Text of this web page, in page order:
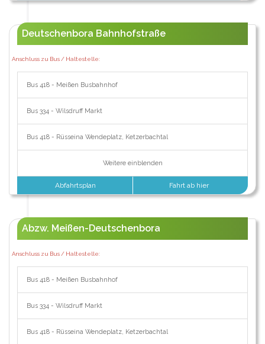
Deutschenbora Bahnhofstraße
Anschluss zu Bus / Haltestelle:
Bus 418 - Meißen Busbahnhof
Bus 334 - Wilsdruff Markt
Bus 418 - Rüsseina Wendeplatz, Ketzerbachtal
Weitere einblenden
Abfahrtsplan Fahrt ab hier
Abzw. Meißen-Deutschenbora
Anschluss zu Bus / Haltestelle:
Bus 418 - Meißen Busbahnhof
Bus 334 - Wilsdruff Markt
Bus 418 - Rüsseina Wendeplatz, Ketzerbachtal